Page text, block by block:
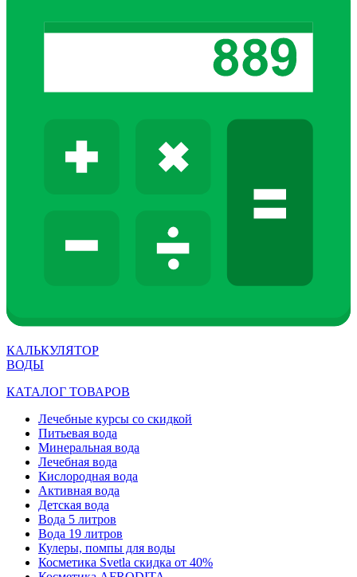
КАЛЬКУЛЯТОР
ВОДЫ
КАТАЛОГ ТОВАРОВ
Лечебные курсы со скидкой
Питьевая вода
Минеральная вода
Лечебная вода
Кислородная вода
Активная вода
Детская вода
Вода 5 литров
Вода 19 литров
Кулеры, помпы для воды
Косметика Svetla скидка от 40%